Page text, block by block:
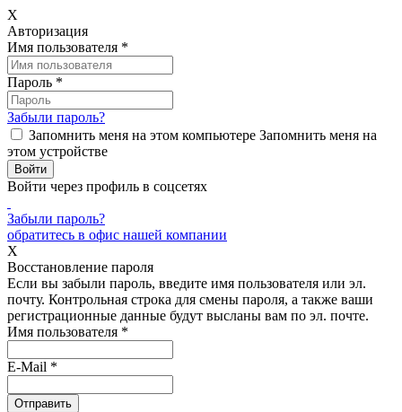
X
Авторизация
Имя пользователя *
Пароль *
Забыли пароль?
Запомнить меня на этом компьютере Запомнить меня на
этом устройстве
Войти через профиль в соцсетях
Забыли пароль?
обратитесь в офис нашей компании
X
Восстановление пароля
Если вы забыли пароль, введите имя пользователя или эл.
почту. Контрольная строка для смены пароля, а также ваши
регистрационные данные будут высланы вам по эл. почте.
Имя пользователя *
E-Mail *